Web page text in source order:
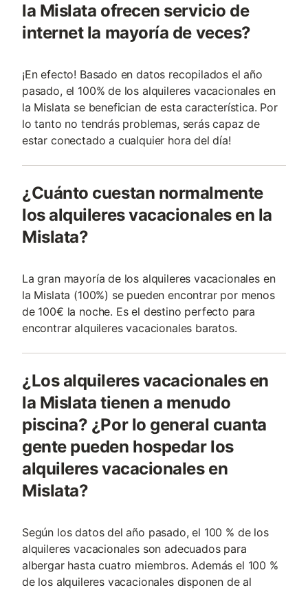
la Mislata ofrecen servicio de
internet la mayoría de veces?
¡En efecto! Basado en datos recopilados el año
pasado, el 100% de los alquileres vacacionales en
la Mislata se benefician de esta característica. Por
lo tanto no tendrás problemas, serás capaz de
estar conectado a cualquier hora del día!
¿Cuánto cuestan normalmente
los alquileres vacacionales en la
Mislata?
La gran mayoría de los alquileres vacacionales en
la Mislata (100%) se pueden encontrar por menos
de 100€ la noche. Es el destino perfecto para
encontrar alquileres vacacionales baratos.
¿Los alquileres vacacionales en
la Mislata tienen a menudo
piscina? ¿Por lo general cuanta
gente pueden hospedar los
alquileres vacacionales en
Mislata?
Según los datos del año pasado, el 100 % de los
alquileres vacacionales son adecuados para
albergar hasta cuatro miembros. Además el 100 %
de los alquileres vacacionales disponen de al